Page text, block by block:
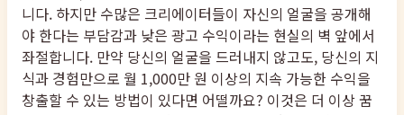
니다. 하지만 수많은 크리에이터들이 자신의 얼굴을 공개해
야 한다는 부담감과 낮은 광고 수익이라는 현실의 벽 앞에서
좌절합니다. 만약 당신의 얼굴을 드러내지 않고도, 당신의 지
식과 경험만으로 월 1,000만 원 이상의 지속 가능한 수익을
창출할 수 있는 방법이 있다면 어떨까요? 이것은 더 이상 꿈